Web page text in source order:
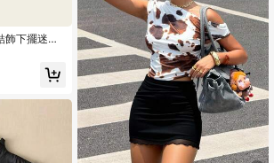
飾下擺迷彩